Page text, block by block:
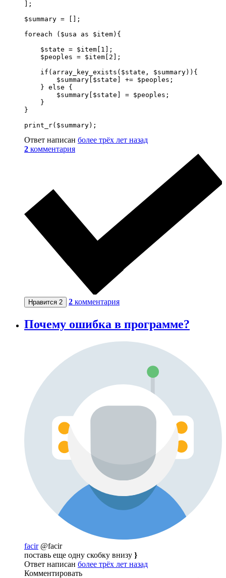
];
$summary = [];
foreach ($usa as $item){
    $state = $item[1];
    $peoples = $item[2];
    if(array_key_exists($state, $summary)){
        $summary[$state] += $peoples;
    } else {
        $summary[$state] = $peoples;
    }
}
print_r($summary);
Ответ написан более трёх лет назад
2 комментария
Нравится 2 2 комментария
Почему ошибка в программе?
facir @facir
поставь еще одну скобку внизу }
Ответ написан более трёх лет назад
Комментировать